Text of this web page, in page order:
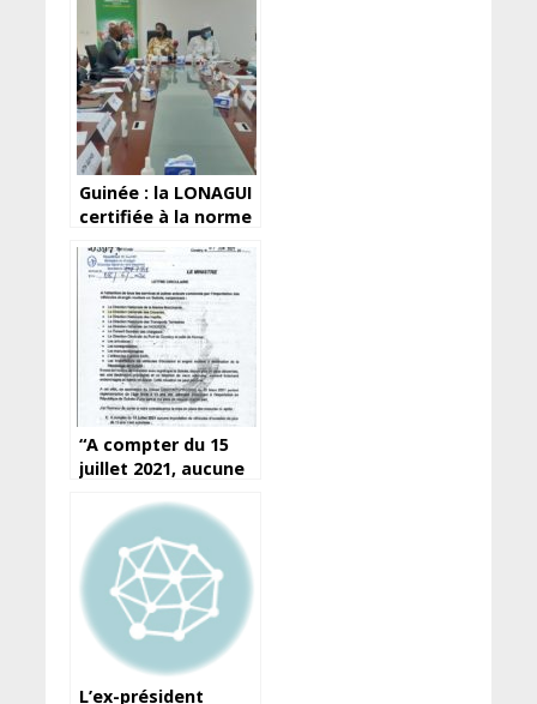
circulation à gauche
du camion”
(Aguiser)
Guinée : la LONAGUI
certifiée à la norme
2015
“A compter du 15
juillet 2021, aucune
véhicules d’occasion
de plus de 13 ans
n’est autorisée” en
Guinée (ministre)
L’ex-président